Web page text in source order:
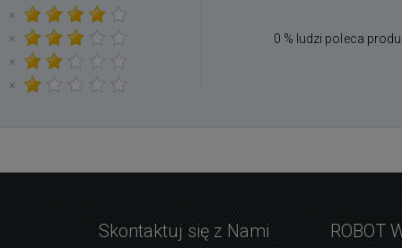
×
×
×
×
0 % ludzi poleca
Skontaktuj się z Nami ROBOT